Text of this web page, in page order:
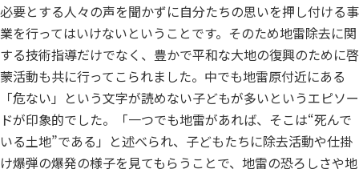
必要とする人々の声を聞かずに自分たちの思いを押し付ける事
業を行ってはいけないということです。そのため地雷除去に関
する技術指導だけでなく、豊かで平和な大地の復興のために啓
蒙活動も共に行ってこられました。中でも地雷原付近にある
「危ない」という文字が読めない子どもが多いというエピソー
ドが印象的でした。「一つでも地雷があれば、そこは“死んで
いる土地”である」と述べられ、子どもたちに除去活動や仕掛
け爆弾の爆発の様子を見てもらうことで、地雷の恐ろしさや地